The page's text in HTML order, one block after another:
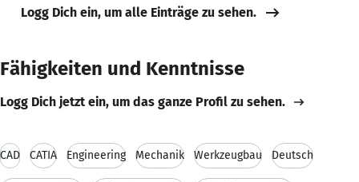
Logg Dich ein, um alle Einträge zu sehen.
Fähigkeiten und Kenntnisse
Logg Dich jetzt ein, um das ganze Profil zu sehen.
CAD CATIA Engineering Mechanik Werkzeugbau Deutsch